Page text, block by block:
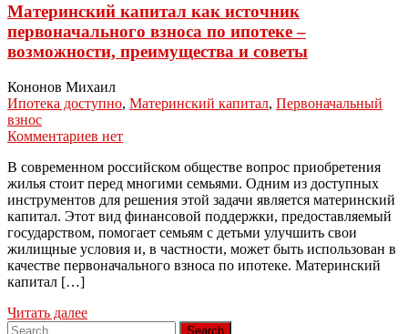
Материнский капитал как источник
первоначального взноса по ипотеке –
возможности, преимущества и советы
Кононов Михаил
Ипотека доступно, Материнский капитал, Первоначальный
взнос
Комментариев нет
В современном российском обществе вопрос приобретения
жилья стоит перед многими семьями. Одним из доступных
инструментов для решения этой задачи является материнский
капитал. Этот вид финансовой поддержки, предоставляемый
государством, помогает семьям с детьми улучшить свои
жилищные условия и, в частности, может быть использован в
качестве первоначального взноса по ипотеке. Материнский
капитал […]
Читать далее